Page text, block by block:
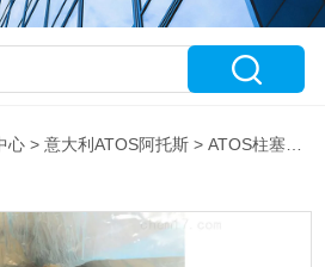
心 >意大利ATOS阿托斯 >ATOS柱塞泵